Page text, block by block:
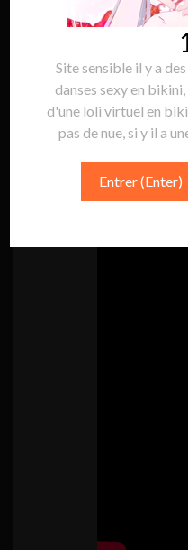
Site sensible il y a
danses sexy en
d'une loli virtuel en
pas de nue, si y il a
Entrer (Enter)
Suivre